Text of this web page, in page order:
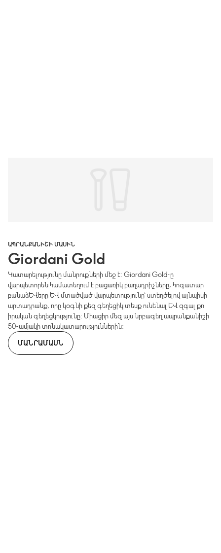
ԱՊՐԱՆՔԱՆԻՇԻ ՄԱՍԻՆ
Giordani Gold
Կատարելությունը մանրուքների մեջ է: Giordani Gold-ը
վարպետորեն համատեղում է բացառիկ բաղադրիչները, հոգատար
բանաձևերը և մտածված վարպետությունը՝ ստեղծելով այնպիսի
արտադրանք, որը կօգնի քեզ գեղեցիկ տեսք ունենալ և զգալ քո
իրական գեղեցկությունը: Միացիր մեզ այս նրբագեղ ապրանքանիշի
50-ամյակի տոնակատարություններին:
ՄԱՆՐԱՄԱՍՆ